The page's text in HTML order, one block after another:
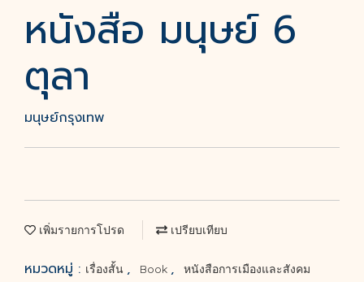
หนังสือ มนุษย์ 6
ตุลา
มนุษย์กรุงเทพ
เพิ่มรายการโปรด เปรียบเทียบ
หมวดหมู่ : เรื่องสั้น , Book , หนังสือการเมืองและสังคม